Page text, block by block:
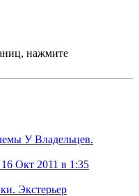
нажмите
У Владельцев.
16 Окт 2011 в 1:35
Экстерьер